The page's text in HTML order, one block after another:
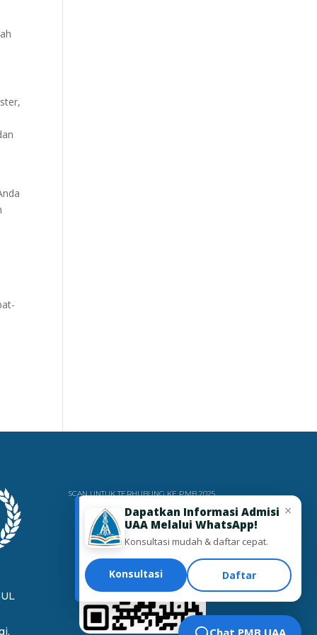
SCAN UNTUK TERHUBUNG KE PMB 2025
Chat PMB UAA
×
Dapatkan Informasi Admisi
UAA Melalui WhatsApp!
Konsultasi mudah & daftar cepat.
Konsultasi Daftar